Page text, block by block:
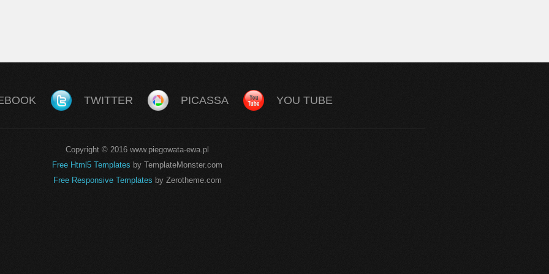
TWITTER PICASSA YOU TUBE
Copyright © 2016 www.piegowata-ewa.pl
Free Html5 Templates by TemplateMonster.com
Free Responsive Templates by Zerotheme.com